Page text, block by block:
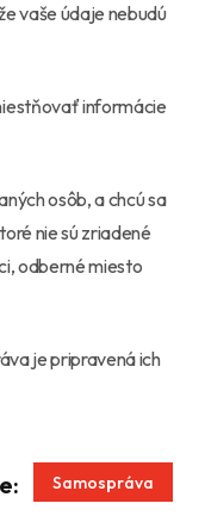
vaše údaje nebudú
informácie
osôb, a chcú sa
nie sú zriadené
odberné miesto
je pripravená ich
Samospráva